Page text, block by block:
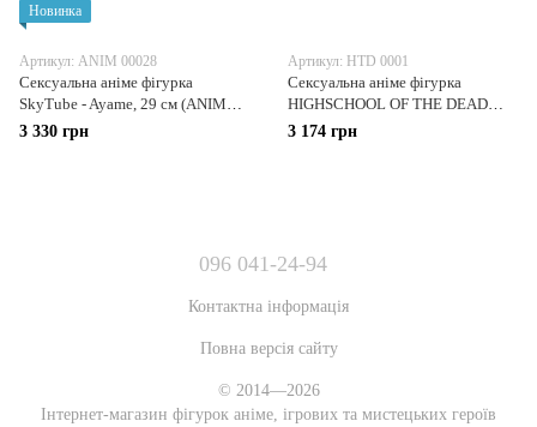
Новинка
Артикул: ANIM 00028
Сексуальна аніме фігурка
SkyTube - Ayame, 29 см (ANIM
00028)
3 330 грн
Артикул: HTD 0001
Сексуальна аніме фігурка
HIGHSCHOOL OF THE DEAD
Школа мерців Busujima Saeko
3 174 грн
096 041-24-94
Контактна інформація
Повна версія сайту
© 2014—2026
Інтернет-магазин фігурок аніме, ігрових та мистецьких героїв